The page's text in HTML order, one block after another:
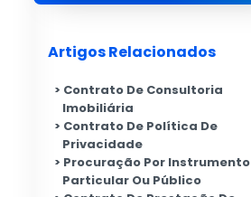
Artigos Relacionados
Contrato De Consultoria
Imobiliária
Contrato De Política De
Privacidade
Procuração Por Instrumento
Particular Ou Público